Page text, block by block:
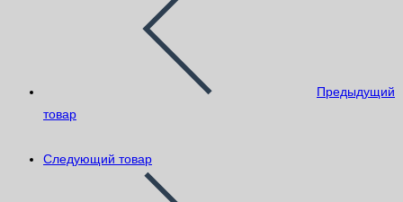
Предыдущий
товар
Следующий товар